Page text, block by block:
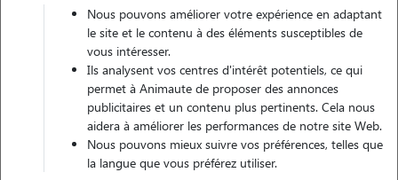
Contacter
L'envoi d'une demande est sans engagement
Nous pouvons améliorer votre expérience en adaptant
le site et le contenu à des éléments susceptibles de
vous intéresser.
Ils analysent vos centres d'intérêt potentiels, ce qui
permet à Animaute de proposer des annonces
publicitaires et un contenu plus pertinents. Cela nous
aidera à améliorer les performances de notre site Web.
Nous pouvons mieux suivre vos préférences, telles que
la langue que vous préférez utiliser.